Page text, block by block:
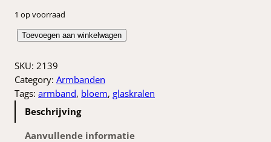
1 op voorraad
A
m
b
a
n
Toevoegen aan winkelwagen
SKU: 2139
Category: Armbanden
Tags: armband, bloem, glaskralen
Beschrijving
Aanvullende informatie